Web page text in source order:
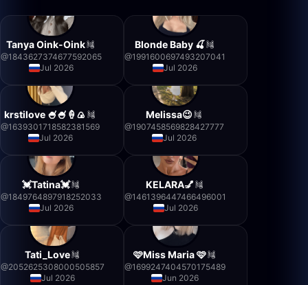
Tanya Oink-Oink
@1843627374677592065
Jul 2026
Blonde Baby 🍒
@1991600697493207041
Jul 2026
krstilove 🍧🍧🍦🍙
@1639301718582381569
Jul 2026
Melissa😉
@1907458569828427777
Jul 2026
💓Tatina💓
@1849764897918252033
Jul 2026
KELARA💅
@1461396447466496001
Jul 2026
Tati_Love
@2052625308000505857
Jul 2026
🩷Miss Maria 🩷
@1699247404570175489
Jun 2026